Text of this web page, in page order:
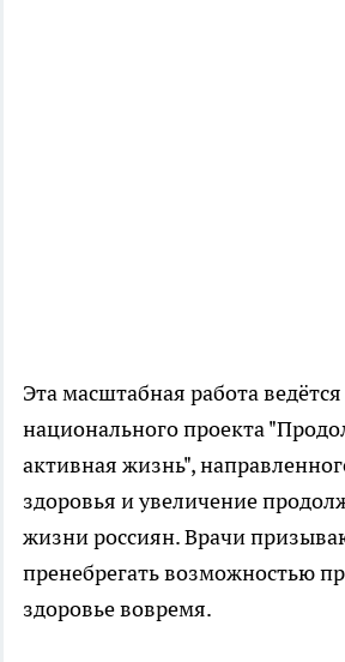
Эта масштабная работа
национального проекта
активная жизнь",
здоровья и увеличение
жизни россиян. Врачи
пренебрегать возможностью
здоровье вовремя.